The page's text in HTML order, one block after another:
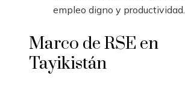
empleo digno y productividad.
Marco de RSE en
Tayikistán